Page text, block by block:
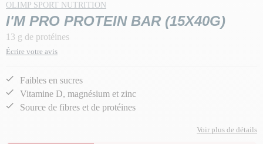
OLIMP SPORT NUTRITION
I'M PRO PROTEIN BAR (15X40G)
13 g de protéines
Écrire votre avis
Faibles en sucres
Vitamine D, magnésium et zinc
Source de fibres et de protéines
Voir plus de détails